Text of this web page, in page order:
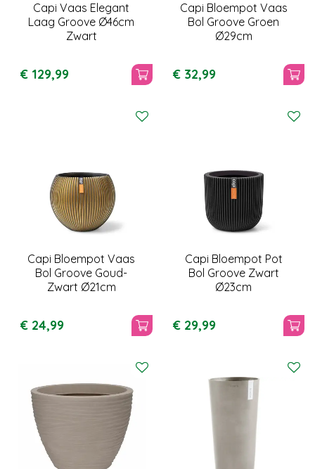
Capi Vaas Elegant
Laag Groove Ø46cm
Zwart
€ 129,99
Capi Bloempot Vaas
Bol Groove Groen
Ø29cm
€ 32,99
Capi Bloempot Vaas
Bol Groove Goud-
Zwart Ø21cm
€ 24,99
Capi Bloempot Pot
Bol Groove Zwart
Ø23cm
€ 29,99